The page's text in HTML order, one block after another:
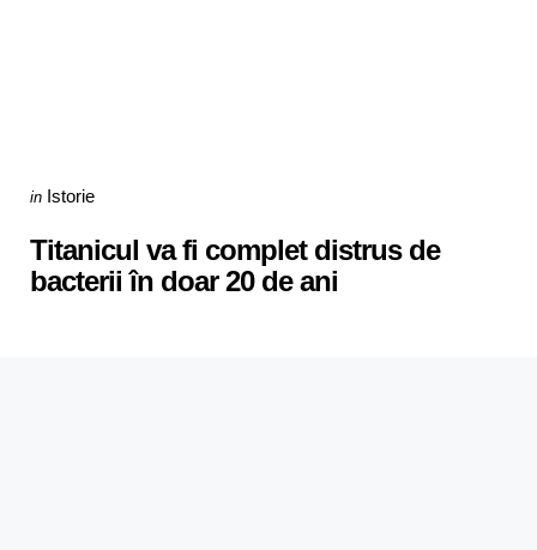
Categories
Posted
in Istorie
Titanicul va fi complet distrus de
bacterii în doar 20 de ani